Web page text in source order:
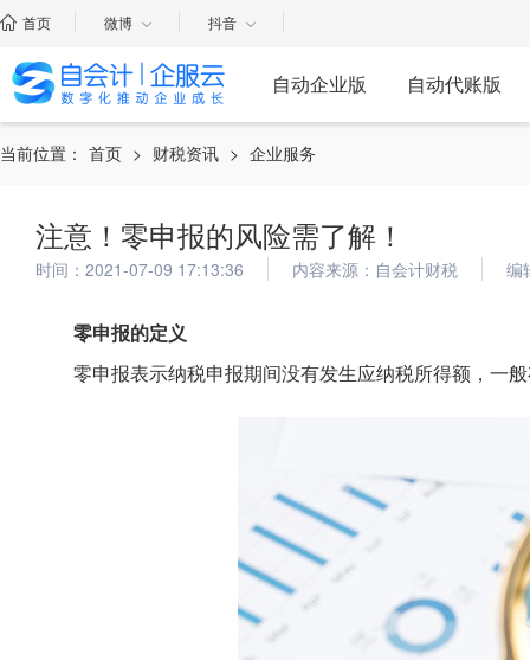
首页 微博 抖音
自动企业版 自动代账版
当前位置： 首页 > 财税资讯 > 企业服务
注意！零申报的风险需了解！
时间：2021-07-09 17:13:36 内容来源：自会计财税 编
零申报的定义
零申报表示纳税申报期间没有发生应纳税所得额，一